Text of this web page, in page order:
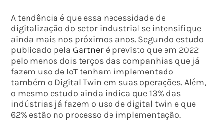
A tendência é que essa necessidade de
digitalização do setor industrial se intensifique
ainda mais nos próximos anos. Segundo estudo
publicado pela Gartner é previsto que em 2022
pelo menos dois terços das companhias que já
fazem uso de IoT tenham implementado
também o Digital Twin em suas operações. Além,
o mesmo estudo ainda indica que 13% das
indústrias já fazem o uso de digital twin e que
62% estão no processo de implementação.